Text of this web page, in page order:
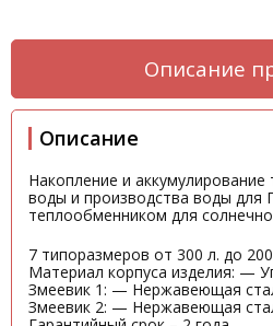
Описание
Описание
Накопление и
воды и производства воды для
теплообменником для
7 типоразмеров от 300 л. до
Материал корпуса изделия: —
Змеевик 1: — Нержавеющая
Змеевик 2: — Нержавеющая